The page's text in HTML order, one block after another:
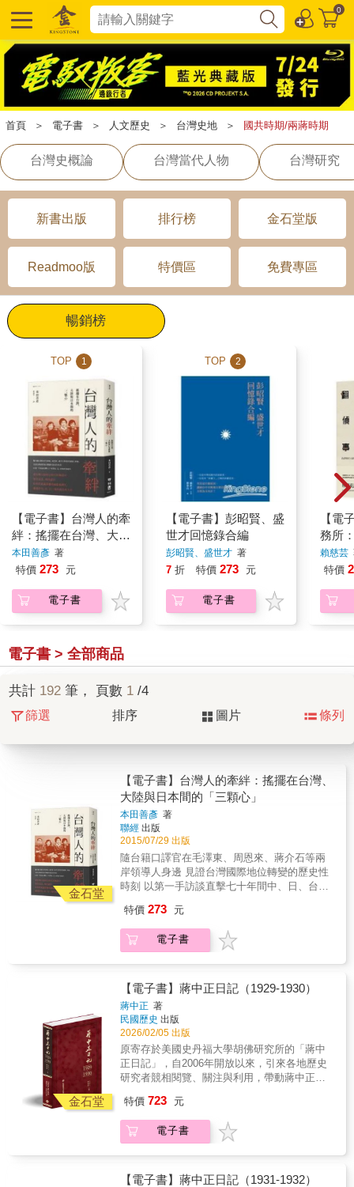
0
首頁 ＞ 電子書 ＞ 人文歷史 ＞ 台灣史地 ＞ 國共時期/兩蔣時期
台灣史概論 台灣當代人物 台灣研究
新書出版 排行榜 金石堂版
Readmoo版 特價區 免費專區
暢銷榜
TOP 1
【電子書】台灣人的牽
絆：搖擺在台灣、大陸
與日本間的「三顆心」
本田善彥 著
特價 273 元
電子書
TOP 2
【電子書】彭昭賢、盛
世才回憶錄合編
彭昭賢、盛世才 著
7 折 特價 273 元
電子書
【電
務所
戒嚴
開
賴慈芸
特價
電子書 > 全部商品
共計 192 筆， 頁數 1 /4
篩選 排序 圖片 條列
金石堂
【電子書】台灣人的牽絆：搖擺在台灣、
大陸與日本間的「三顆心」
本田善彥 著
聯經 出版
2015/07/29 出版
隨台籍口譯官在毛澤東、周恩來、蔣介石等兩
岸領導人身邊 見證台灣國際地位轉變的歷史性
時刻 以第一手訪談直擊七十年間中、日、台的
信念、尋找認同 如何於詭譎多變的國際情勢
下，擺盪於台、中、日三地的政治角力中 &
1972年9月29日，日本與中華人民共和國發表共
從1971年台灣退出聯合國以及美國國策顧問季
辛吉祕密訪中，到隔年美國尼克森總統及日本
首相田中角榮陸續訪中，台灣的國際地位面臨
前所未有的巨變。 & 在海峽兩岸的外交前線見
證這一幕的，無獨有偶，是兩位背景相似、生
命軌跡與台灣、大陸和日本三地都息息相關的
兩名台灣人。 & 林麗韞──二戰前生於台中，戰
爭期間因父親不滿在台灣所受到的殖民歧視，
帶著家人到日本神戶生活。二二八事件讓她與
改革祖國的心情，自小受日本教育的她，毅然
在高中畢業後決定回到「祖國」，建設「新中
國」。在中共建國初期，中共缺乏通曉日語及
日本文化的人材，這位年輕、了解日本、又操
特價 273 元
電子書
金石堂
【電子書】蔣中正日記（1929-1930）
蔣中正 著
民國歷史 出版
2026/02/05 出版
原寄存於美國史丹福大學胡佛研究所的「蔣中
正日記」，自2006年開放以來，引來各地歷史
研究者競相閱覽、關注與利用，帶動蔣中正研
記原稿，閱讀實為不易。本書根據蔣中正親筆
的日記手稿，以逐字打字校對的方式，忠實呈
現日記的原貌。對日記涉及的人物與事件，詳
書獨家特色★ 1.以手稿本為依據，真實鍵錄 2.
特價 723 元
電子書
【電子書】蔣中正日記（1931-1932）